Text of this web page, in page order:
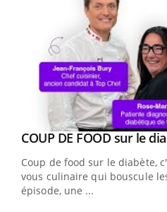
Youtube
COUP DE FOOD sur le
Coup de food sur le diabète,
vous culinaire qui bouscule
épisode, une ...
Youtube
Quand l’entreprise mise
"Les rendez-vous de la santé
travail" de Pourquoi Docteur
DRH et directeur ...